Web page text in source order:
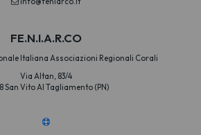
FE.N.I.A.R.CO
Italiana Associazioni Regionali Corali
Via Altan, 83/4
San Vito Al Tagliamento (PN)